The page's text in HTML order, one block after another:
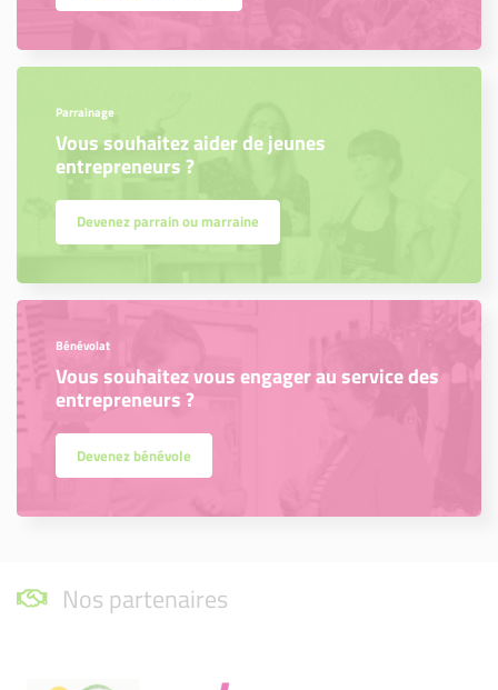
Parrainage
Vous souhaitez aider de jeunes
entrepreneurs ?
Devenez parrain ou marraine
Bénévolat
Vous souhaitez vous engager au service des
entrepreneurs ?
Devenez bénévole
Nos partenaires